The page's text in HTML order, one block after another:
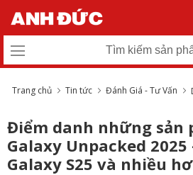
Trang chủ Tin tức Đánh Giá - Tư Vấn
Điểm danh những sản
Galaxy Unpacked 2025
Galaxy S25 và nhiều